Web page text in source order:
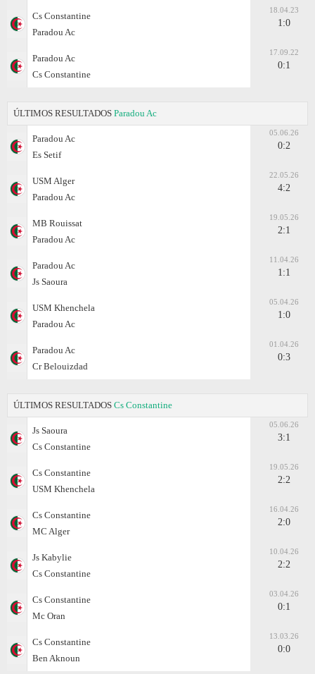
Cs Constantine
Paradou Ac
18.04.23
1:0
Paradou Ac
Cs Constantine
17.09.22
0:1
ÚLTIMOS RESULTADOS Paradou Ac
Paradou Ac
Es Setif
05.06.26
0:2
USM Alger
Paradou Ac
22.05.26
4:2
MB Rouissat
Paradou Ac
19.05.26
2:1
Paradou Ac
Js Saoura
11.04.26
1:1
USM Khenchela
Paradou Ac
05.04.26
1:0
Paradou Ac
Cr Belouizdad
01.04.26
0:3
ÚLTIMOS RESULTADOS Cs Constantine
Js Saoura
Cs Constantine
05.06.26
3:1
Cs Constantine
USM Khenchela
19.05.26
2:2
Cs Constantine
MC Alger
16.04.26
2:0
Js Kabylie
Cs Constantine
10.04.26
2:2
Cs Constantine
Mc Oran
03.04.26
0:1
Cs Constantine
Ben Aknoun
13.03.26
0:0